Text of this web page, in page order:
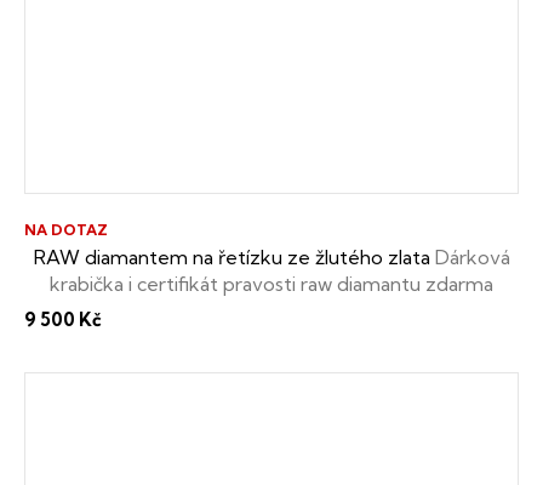
RAW diamantem na řetízku ze žlutého zlata Dárková
krabička i certifikát pravosti raw diamantu zdarma
NA DOTAZ
9 500 Kč